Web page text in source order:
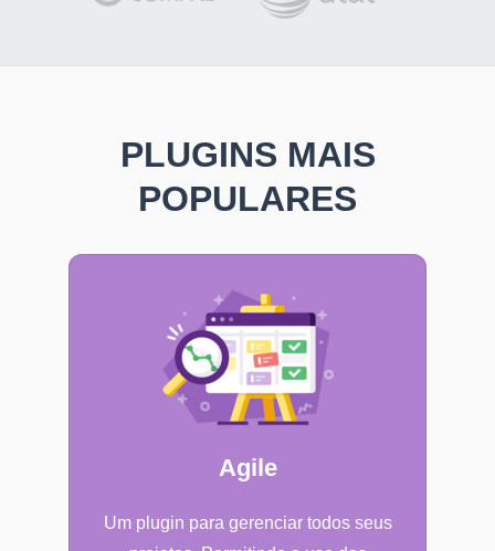
PLUGINS MAIS
POPULARES
Agile
Um plugin para gerenciar todos seus